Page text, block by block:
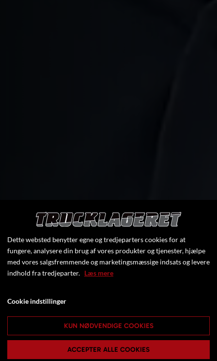
4200 M2 AF GAFFELTRUCKS OG
INTERN TRANSPORTMATERIEL
SE MERE
Dette websted benytter egne og tredjeparters cookies for at
fungere, analysere din brug af vores produkter og tjenester, hjælpe
med vores salgsfremmende og marketingsmæssige indsats og levere
indhold fra tredjeparter. Læs mere
Cookie indstillinger
KUN NØDVENDIGE COOKIES
ACCEPTER ALLE COOKIES